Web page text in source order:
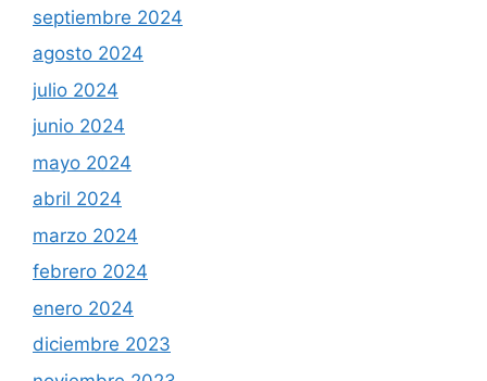
septiembre 2024
agosto 2024
julio 2024
junio 2024
mayo 2024
abril 2024
marzo 2024
febrero 2024
enero 2024
diciembre 2023